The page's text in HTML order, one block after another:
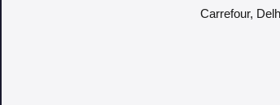
Carrefour,